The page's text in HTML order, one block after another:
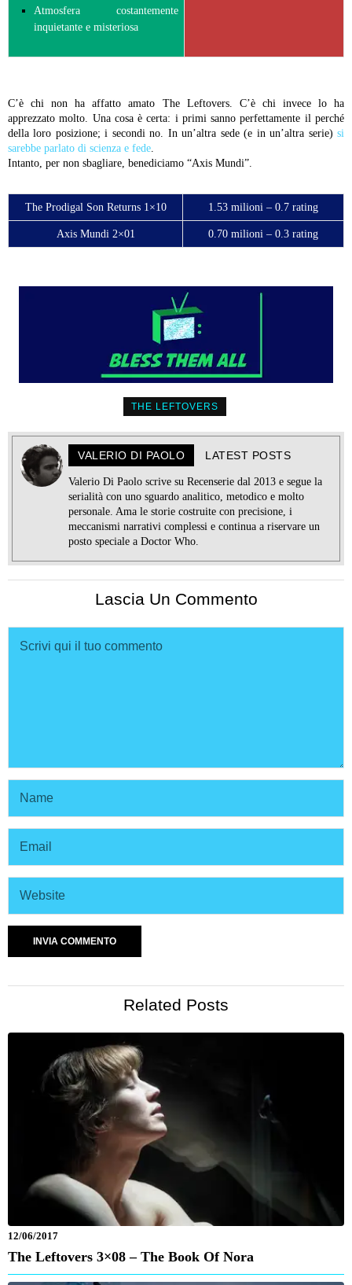
Atmosfera costantemente
inquietante e misteriosa
C’è chi non ha affatto amato The Leftovers. C’è chi invece lo ha
apprezzato molto. Una cosa è certa: i primi sanno perfettamente il perché
della loro posizione; i secondi no. In un’altra sede (e in un’altra serie) si
sarebbe parlato di scienza e fede
Intanto, per non sbagliare, benediciamo “Axis Mundi”.
The Prodigal Son Returns 1×10 1.53 milioni – 0.7 rating
Axis Mundi 2×01 0.70 milioni – 0.3 rating
THE LEFTOVERS
VALERIO DI PAOLO LATEST POSTS
Valerio Di Paolo scrive su Recenserie dal 2013 e segue la
serialità con uno sguardo analitico, metodico e molto
personale. Ama le storie costruite con precisione, i
meccanismi narrativi complessi e continua a riservare un
posto speciale a Doctor Who.
Lascia Un Commento
Related Posts
12/06/2017
The Leftovers 3×08 – The Book Of Nora